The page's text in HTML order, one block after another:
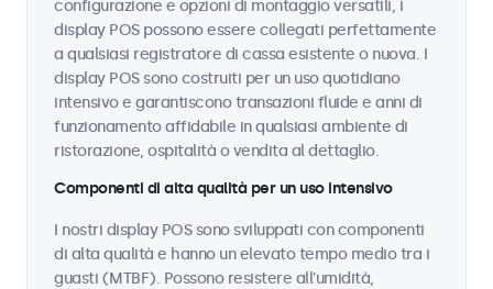
configurazione e opzioni di montaggio versatili, i
display POS possono essere collegati perfettamente
a qualsiasi registratore di cassa esistente o nuova. I
display POS sono costruiti per un uso quotidiano
intensivo e garantiscono transazioni fluide e anni di
funzionamento affidabile in qualsiasi ambiente di
ristorazione, ospitalità o vendita al dettaglio.
Componenti di alta qualità per un uso intensivo
I nostri display POS sono sviluppati con componenti
di alta qualità e hanno un elevato tempo medio tra i
guasti (MTBF). Possono resistere all'umidità,